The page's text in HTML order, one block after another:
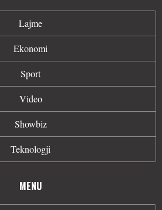
Lajme
Ekonomi
Sport
Video
Showbiz
Teknologji
MENU